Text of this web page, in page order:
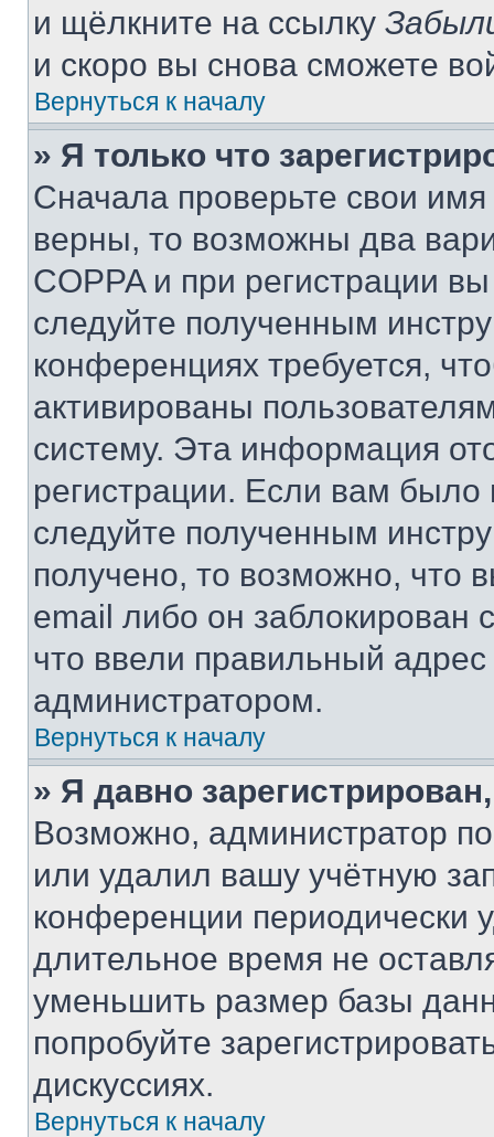
и щёлкните на ссылку
и скоро вы снова сможете
Вернуться к началу
» Я только что
Сначала проверьте свои
верны, то возможны два
COPPA и при регистрации
следуйте полученным
конференциях требуется,
активированы
систему. Эта информация
регистрации. Если вам
следуйте полученным
получено, то возможно, что
email либо он
что ввели правильный адрес
администратором.
Вернуться к началу
» Я давно
Возможно, администратор
или удалил вашу учётную
конференции периодически
длительное время не
уменьшить размер базы
попробуйте
дискуссиях.
Вернуться к началу